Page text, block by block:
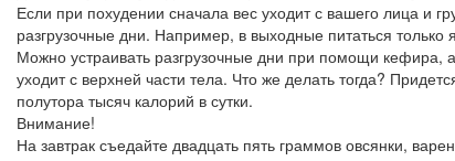
Если при похудении сначала вес уходит с вашего лица и
разгрузочные дни. Например, в выходные питаться
Можно устраивать разгрузочные дни при помощи кефира,
уходит с верхней части тела. Что же делать тогда?
полутора тысяч калорий в сутки.
Внимание!
На завтрак съедайте двадцать пять граммов овсянки,